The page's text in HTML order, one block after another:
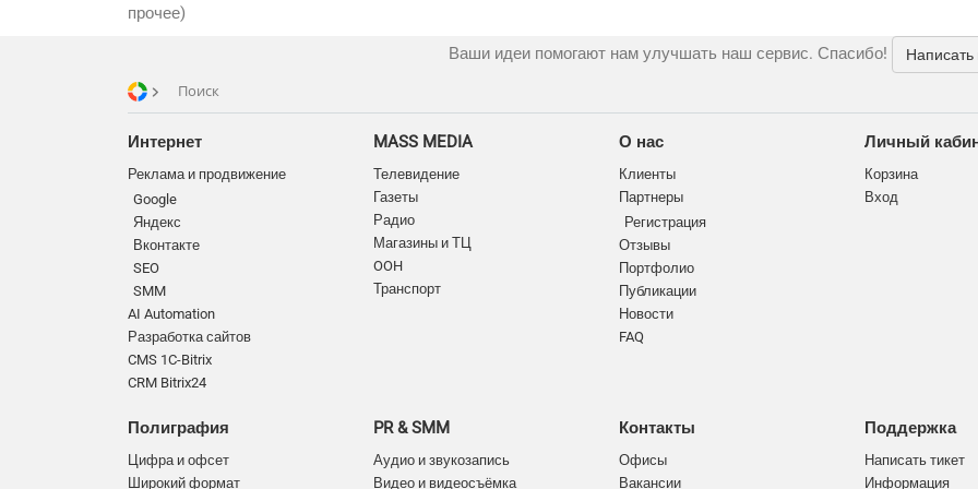
прочее)
Ваши идеи помогают нам улучшать наш сервис. Спасибо!
Поиск
Интернет
Реклама и продвижение
Google
Яндекс
Вконтакте
SEO
SMM
AI Automation
Разработка сайтов
CMS 1C-Bitrix
CRM Bitrix24
Полиграфия
Цифра и офсет
Широкий формат
MASS MEDIA
Телевидение
Газеты
Радио
Магазины и ТЦ
OOH
Транспорт
PR & SMM
Аудио и звукозапись
Видео и видеосъёмка
О нас
Клиенты
Партнеры
Регистрация
Отзывы
Портфолио
Публикации
Новости
FAQ
Контакты
Офисы
Вакансии
Личный
Корзина
Вход
Поддержка
Написать тикет
Информация